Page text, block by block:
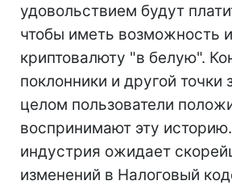
удовольствием будут
чтобы иметь возможность
криптовалюту "в белую".
поклонники и другой точки
целом пользователи
воспринимают эту
индустрия ожидает
изменений в Налоговый